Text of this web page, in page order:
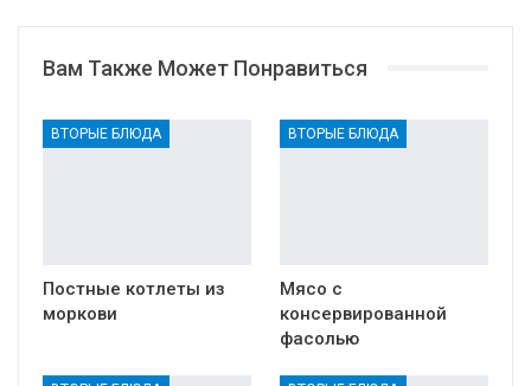
Вам Также Может Понравиться
ВТОРЫЕ БЛЮДА
Постные котлеты из
моркови
ВТОРЫЕ БЛЮДА
Мясо с
консервированной
фасолью